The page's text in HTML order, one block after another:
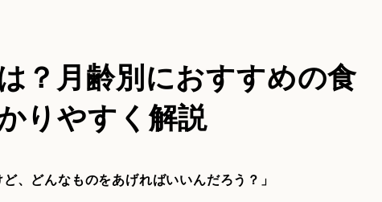
？月齢別におすすめの食
りやすく解説
、どんなものをあげればいいんだろう？」